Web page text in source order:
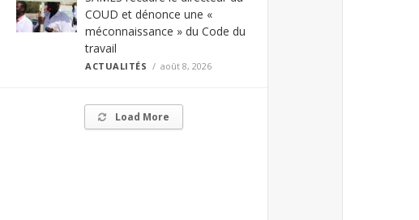
COUD et dénonce une «
méconnaissance » du Code du
travail
ACTUALITÉS août 8, 2026
Load More